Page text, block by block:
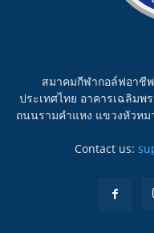
สมาคมกีฬากอล์ฟอาชี
ประเทศไทย อาคารเฉลิม
ถนนรามคำแหง แขวงหัวหม
Contact us: